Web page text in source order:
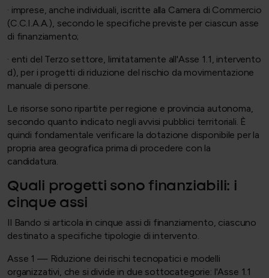
· imprese, anche individuali, iscritte alla Camera di Commercio
(C.C.I.A.A.), secondo le specifiche previste per ciascun asse
di finanziamento;
· enti del Terzo settore, limitatamente all'Asse 1.1, intervento
d), per i progetti di riduzione del rischio da movimentazione
manuale di persone.
Le risorse sono ripartite per regione e provincia autonoma,
secondo quanto indicato negli avvisi pubblici territoriali. È
quindi fondamentale verificare la dotazione disponibile per la
propria area geografica prima di procedere con la
candidatura.
Quali progetti sono finanziabili: i
cinque assi
Il Bando si articola in cinque assi di finanziamento, ciascuno
destinato a specifiche tipologie di intervento.
Asse 1 — Riduzione dei rischi tecnopatici e modelli
organizzativi, che si divide in due sottocategorie: l'Asse 1.1